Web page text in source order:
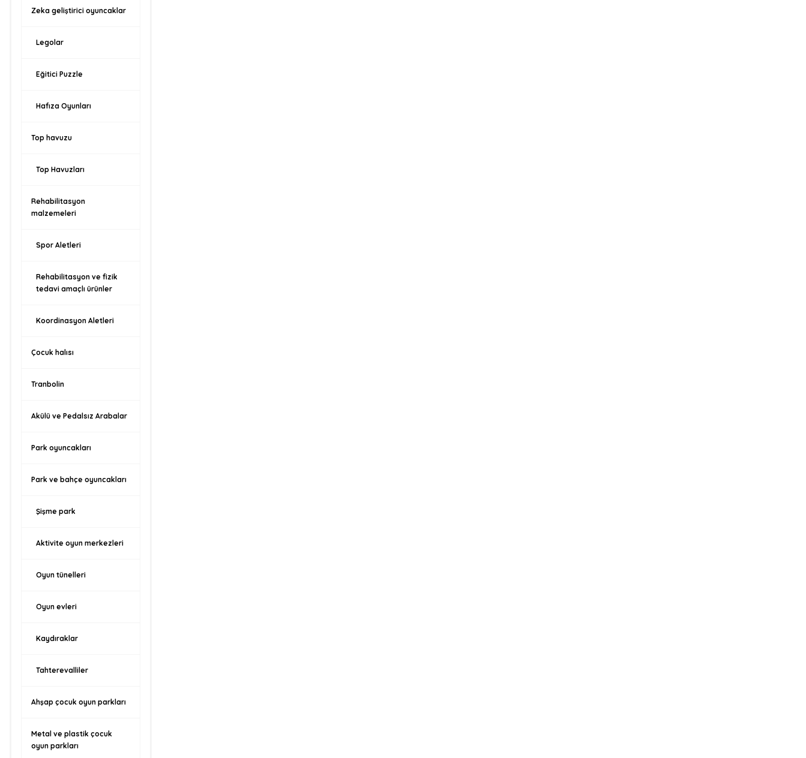
Zeka geliştirici oyuncaklar
Legolar
Eğitici Puzzle
Hafıza Oyunları
Top havuzu
Top Havuzları
Rehabilitasyon
malzemeleri
Spor Aletleri
Rehabilitasyon ve fizik
tedavi amaçlı ürünler
Koordinasyon Aletleri
Çocuk halısı
Tranbolin
Akülü ve Pedalsız Arabalar
Park oyuncakları
Park ve bahçe oyuncakları
Şişme park
Aktivite oyun merkezleri
Oyun tünelleri
Oyun evleri
Kaydıraklar
Tahterevalliler
Ahşap çocuk oyun parkları
Metal ve plastik çocuk
oyun parkları